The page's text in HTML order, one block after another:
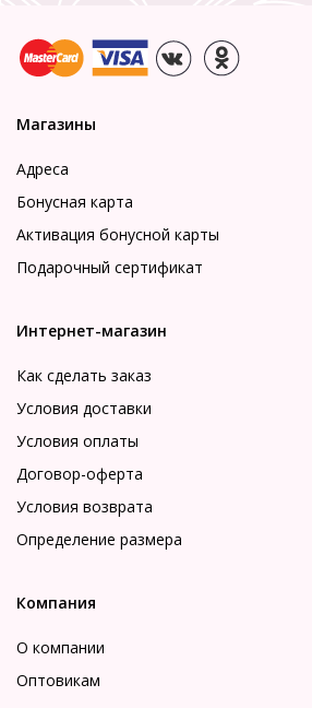
Магазины
Адреса
Бонусная карта
Активация бонусной карты
Подарочный сертификат
Интернет-магазин
Как сделать заказ
Условия доставки
Условия оплаты
Договор-оферта
Условия возврата
Определение размера
Компания
О компании
Оптовикам